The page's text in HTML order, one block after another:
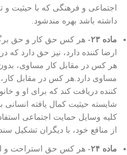
اجتماعی و فرهنگی که با حیثیت و
داشته باشد بهره مندشود.
ماده ۲۳-
هر کس حق کار و حق
ارضا کننده دارد، نیز حق دارد که
هر کس در مقابل کار مساوی،
مساوی دارد.هر کس در مقابل
کننده دریافت کند که برای او و
شایسته حیثیت کمال یافته
کلیه وسایل حمایت اجتماعی
از منافع خود، با دیگران تشکیل
ماده ۲۴-
هر کس حق استراحت و